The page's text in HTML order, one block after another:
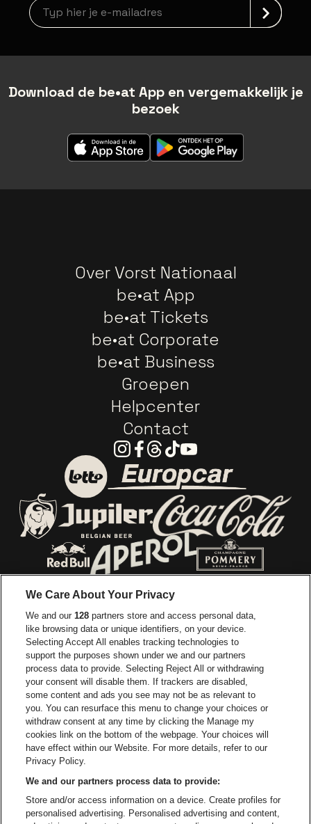
Nieuwsbrief aanmelding
Download de be•at App en vergemakkelijk je
bezoek
Over Vorst Nationaal
be•at App
be•at Tickets
be•at Corporate
be•at Business
Groepen
Helpcenter
Contact
Instagram
Facebook
Threads
TiktokYoutube
Ga naar de website van Lotto
Ga naar de website van
Ga naar de website van JupilerGa naar de
Ga naar de website van Red BullGa naar de
Ga naar de website van Het logo van
Ga naar de
Ga naar de website van Croky
Ga naar de website van
Ga naar de website van Le Soir
Ga naar de
Ga naar de website van
Vorst Nationaal is een deel van be•at
Vorst Nationaal
Be-At Venues
Schijnpoortweg 119, 2170 Antwerpen
We Care About Your Privacy
We and our128 partners store and access personal data,
like browsing data or unique identifiers, on your device.
Selecting Accept All enables tracking technologies to
support the purposes shown under we and our partners
process data to provide. Selecting Reject All or withdrawing
your consent will disable them. If trackers are disabled,
some content and ads you see may not be as relevant to
you. You can resurface this menu to change your choices or
withdraw consent at any time by clicking the Manage my
cookies link on the bottom of the webpage. Your choices will
have effect within our Website. For more details, refer to our
Privacy Policy.
We and our partners process data to provide:
Store and/or access information on a device. Create profiles for
personalised advertising. Personalised advertising and content,